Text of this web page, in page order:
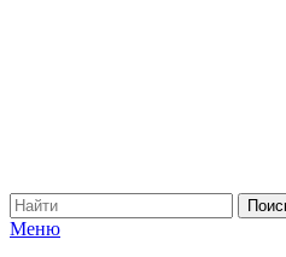
Меню